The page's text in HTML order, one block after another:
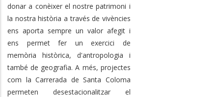
donar a conèixer el nostre patrimoni i
la nostra història a través de vivències
ens aporta sempre un valor afegit i
ens permetfer un exercici de
memòria històrica, d'antropologia i
també de geografia. A més, projectes
com la Carrerada de Santa Coloma
permeten desestacionalitzar el